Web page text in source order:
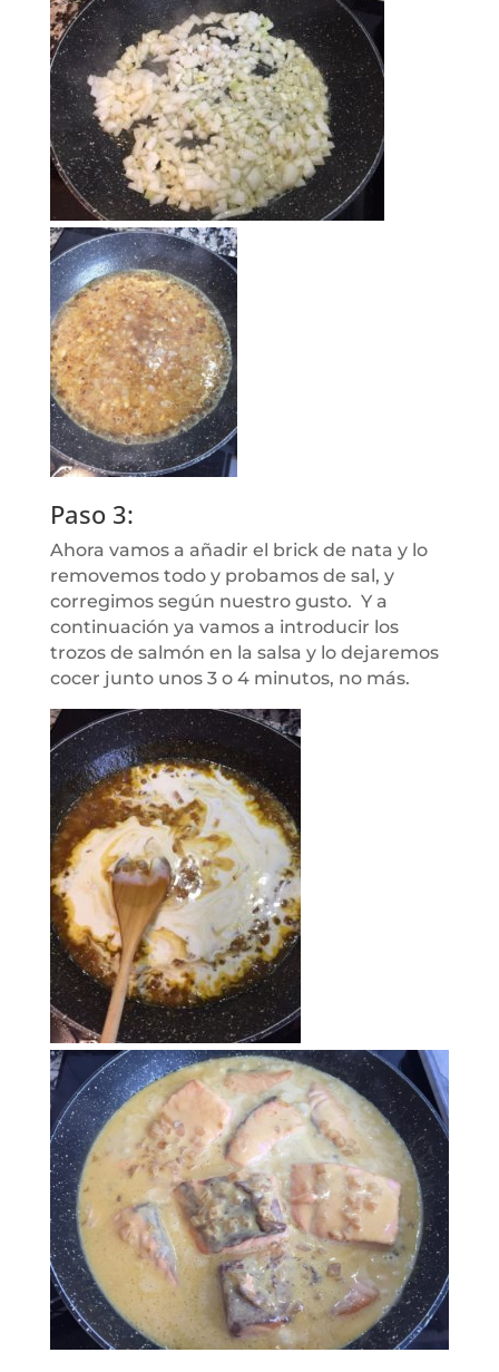
Paso 3:
Ahora vamos a añadir el brick de nata y lo
removemos todo y probamos de sal, y
corregimos según nuestro gusto. Y a
continuación ya vamos a introducir los
trozos de salmón en la salsa y lo dejaremos
cocer junto unos 3 o 4 minutos, no más.